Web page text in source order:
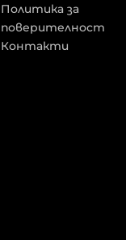
Политика за
поверителност
Контакти